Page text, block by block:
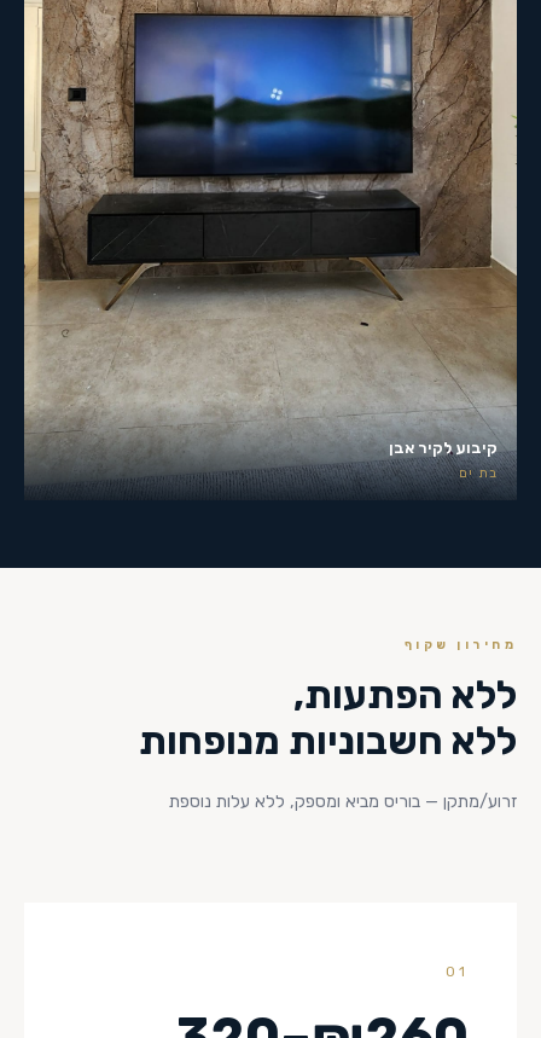
קיבוע לקיר אבן
בת ים
מחירון שקוף
ללא הפתעות,
ללא חשבוניות מנופחות
זרוע/מתקן — בוריס מביא ומספק, ללא עלות נוספת
01